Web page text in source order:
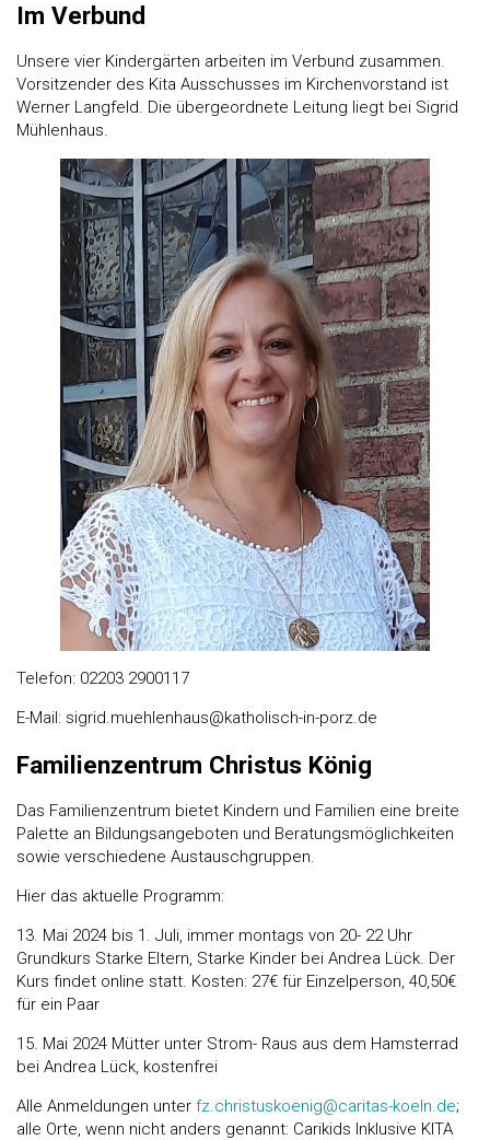
Im Verbund
Unsere vier Kindergärten arbeiten im Verbund zusammen.
Vorsitzender des Kita Ausschusses im Kirchenvorstand ist
Werner Langfeld. Die übergeordnete Leitung liegt bei Sigrid
Mühlenhaus.
Telefon: 02203 2900117
E-Mail: sigrid.muehlenhaus@katholisch-in-porz.de
Familienzentrum Christus König
Das Familienzentrum bietet Kindern und Familien eine breite
Palette an Bildungsangeboten und Beratungsmöglichkeiten
sowie verschiedene Austauschgruppen.
Hier das aktuelle Programm:
13. Mai 2024 bis 1. Juli, immer montags von 20- 22 Uhr
Grundkurs Starke Eltern, Starke Kinder bei Andrea Lück. Der
Kurs findet online statt. Kosten: 27€ für Einzelperson, 40,50€
für ein Paar
15. Mai 2024 Mütter unter Strom- Raus aus dem Hamsterrad
bei Andrea Lück, kostenfrei
Alle Anmeldungen unter fz.christuskoenig@caritas-koeln.de;
alle Orte, wenn nicht anders genannt: Carikids Inklusive KITA